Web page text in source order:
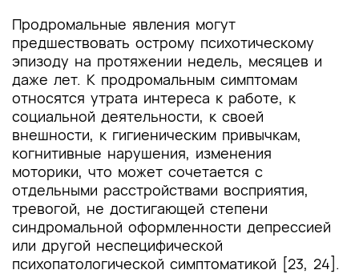
Продромальные явления могут
предшествовать острому психотическому
эпизоду на протяжении недель, месяцев и
даже лет. К продромальным симптомам
относятся утрата интереса к работе, к
социальной деятельности, к своей
внешности, к гигиеническим привычкам,
когнитивные нарушения, изменения
моторики, что может сочетается с
отдельными расстройствами восприятия,
тревогой, не достигающей степени
синдромальной оформленности депрессией
или другой неспецифической
психопатологической симптоматикой [23, 24].